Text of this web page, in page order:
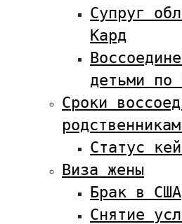
Супруг
Кард
детьми по
Сроки
Статус
Виза жены
Брак в США
Снятие